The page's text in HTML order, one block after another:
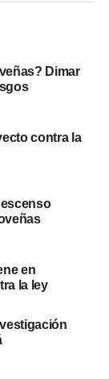
Dimar
contra la
en
la ley